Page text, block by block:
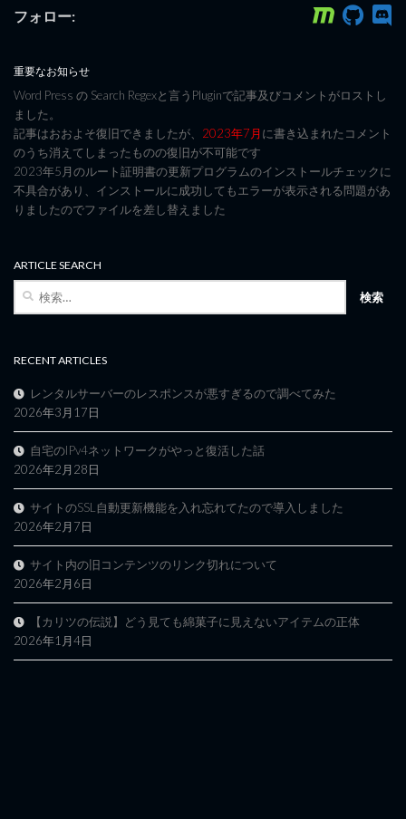
フォロー:
重要なお知らせ
Word Press の Search Regexと言うPluginで記事及びコメントがロストし
ました。
記事はおおよそ復旧できましたが、 2023年7月に書き込まれたコメント
のうち消えてしまったものの復旧が不可能です
2023年5月のルート証明書の更新プログラムのインストールチェックに
不具合があり、インストールに成功してもエラーが表示される問題があ
りましたのでファイルを差し替えました
ARTICLE SEARCH
検
RECENT ARTICLES
レンタルサーバーのレスポンスが悪すぎるので調べてみた
2026年3月17日
自宅のIPv4ネットワークがやっと復活した話
2026年2月28日
サイトのSSL自動更新機能を入れ忘れてたので導入しました
2026年2月7日
サイト内の旧コンテンツのリンク切れについて
2026年2月6日
【カリツの伝説】どう見ても綿菓子に見えないアイテムの正体
2026年1月4日